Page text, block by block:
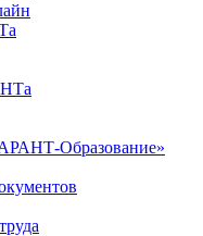
Образование»